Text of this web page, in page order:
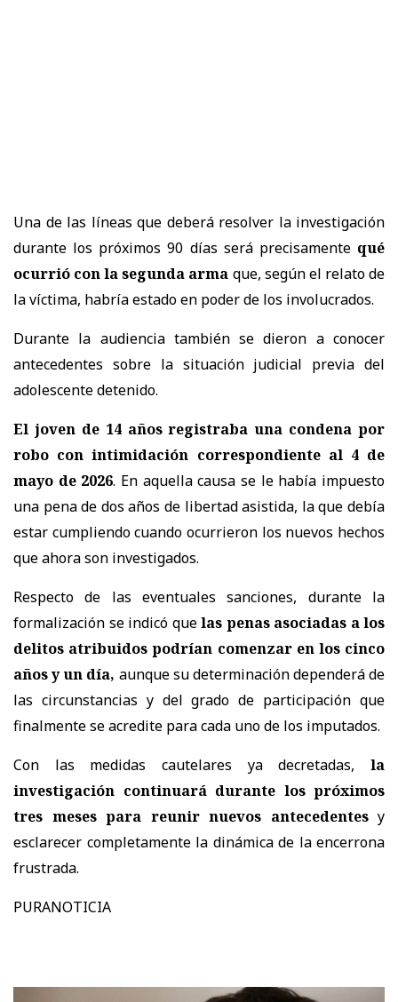
Una de las líneas que deberá resolver la investigación
durante los próximos 90 días será precisamentequé
ocurrió con la segunda arma que, según el relato de
la víctima, habría estado en poder de los involucrados.
Durante la audiencia también se dieron a conocer
antecedentes sobre la situación judicial previa del
adolescente detenido.
El joven de 14 años registraba una condena por
robo con intimidación correspondiente al 4 de
mayo de 2026. En aquella causa se le había impuesto
una pena de dos años de libertad asistida, la que debía
estar cumpliendo cuando ocurrieron los nuevos hechos
que ahora son investigados.
Respecto de las eventuales sanciones, durante la
formalización se indicó quelas penas asociadas a los
delitos atribuidos podrían comenzar en los cinco
años y un día, aunque su determinación dependerá de
las circunstancias y del grado de participación que
finalmente se acredite para cada uno de los imputados.
Con las medidas cautelares ya decretadas, la
investigación continuará durante los próximos
tres meses para reunir nuevos antecedentesy
esclarecer completamente la dinámica de la encerrona
frustrada.
PURANOTICIA